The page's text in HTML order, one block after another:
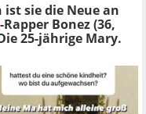
sie die Neue an
-Rapper Bonez (36,
25-jährige Mary.